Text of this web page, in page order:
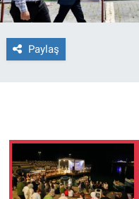
Paylaş